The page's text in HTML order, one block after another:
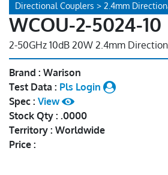
Directional Couplers > 2.4mm
WCOU-2-5024-10
2-50GHz 10dB 20W 2.4mm
Brand : Warison
Test Data : Pls Login
Spec : View
Stock Qty : .0000
Territory : Worldwide
Price :